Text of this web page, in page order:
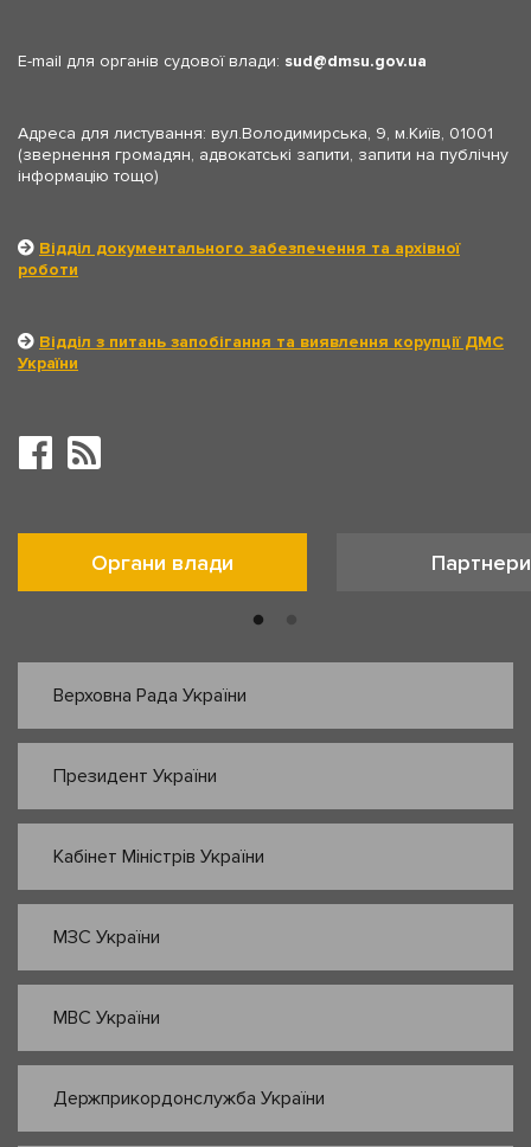
E-mail для органів судової влади: sud dmsu.gov.ua
Адреса для листування: вул.Володимирська, 9, м.Київ, 01001
(звернення громадян, адвокатські запити, запити на публічну
інформацію тощо)
Відділ документального забезпечення та архівної
роботи
Відділ з питань запобігання та виявлення корупції ДМС
України
Органи влади Партнери
Верховна Рада України
Президент України
Кабінет Міністрів України
МЗС України
МВС України
Держприкордонслужба України